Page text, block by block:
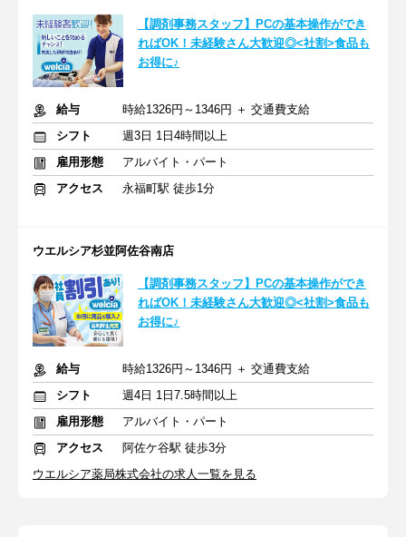
【調剤事務スタッフ】PCの基本操作ができ
ればOK！未経験さん大歓迎◎<社割>食品も
お得に♪
給与
時給1326円～1346円 ＋ 交通費支給
シフト
週3日 1日4時間以上
雇用形態
アルバイト・パート
アクセス
永福町駅 徒歩1分
ウエルシア杉並阿佐谷南店
【調剤事務スタッフ】PCの基本操作ができ
ればOK！未経験さん大歓迎◎<社割>食品も
お得に♪
給与
時給1326円～1346円 ＋ 交通費支給
シフト
週4日 1日7.5時間以上
雇用形態
アルバイト・パート
アクセス
阿佐ケ谷駅 徒歩3分
ウエルシア薬局株式会社の求人一覧を見る